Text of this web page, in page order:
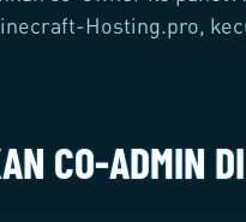
Hosting.pro,
CO-ADMIN